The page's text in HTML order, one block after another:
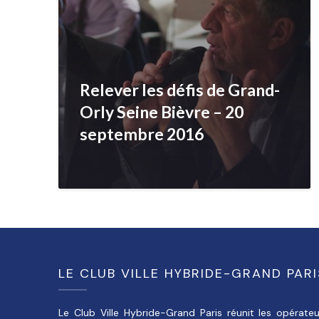
Relever les défis de Grand-
Orly Seine Bièvre – 20
septembre 2016
LE CLUB VILLE HYBRIDE-GRAND
Le Club Ville Hybride-Grand Paris réunit les